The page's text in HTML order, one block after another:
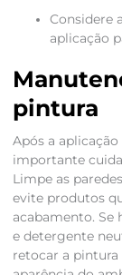
Considere
aplicação
pintura
Após a aplicação
importante
Limpe as
evite produtos
acabamento. Se
e detergente
retocar a pintura